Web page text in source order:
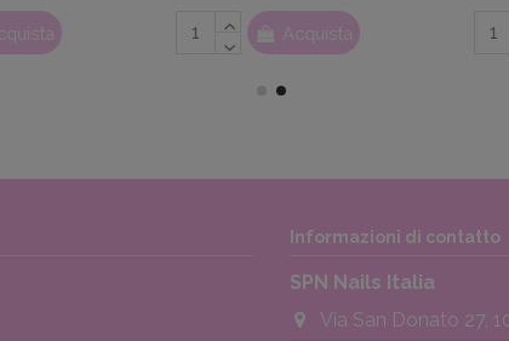
Acquista
Informazioni di contatto
SPN Nails Italia
Via San Donato 27,